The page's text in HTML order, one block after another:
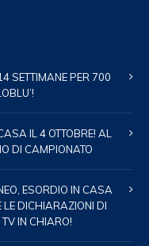
SETTIMANE PER 700
IL 4 OTTOBRE! AL
DI CAMPIONATO
ESORDIO IN CASA
LE DICHIARAZIONI DI
IN CHIARO!